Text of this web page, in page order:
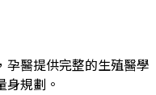
孕醫提供完整的生殖醫學
規劃。